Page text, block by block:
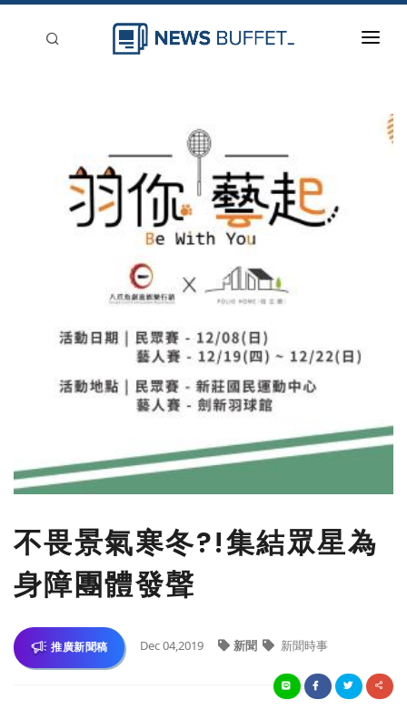
刊登
不畏景氣寒冬?!集結眾星為
身障團體發聲
推廣新聞稿 Dec 04,2019 新聞 新聞時事